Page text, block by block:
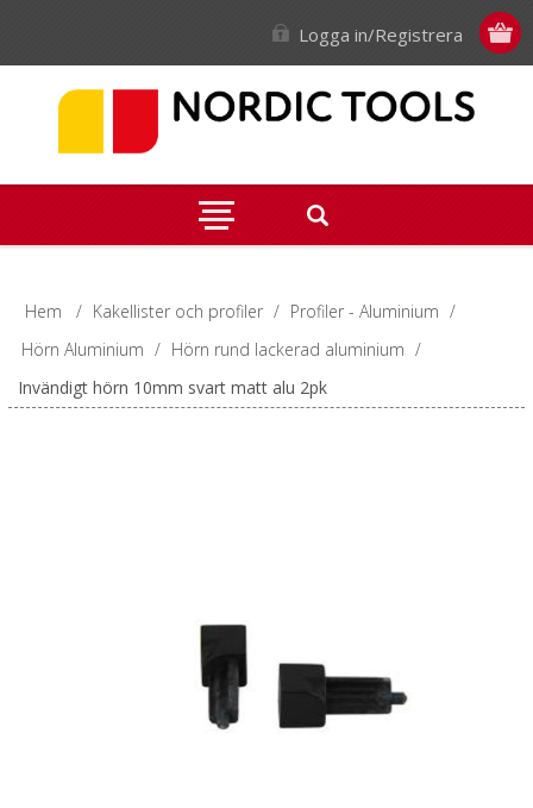
Logga in/Registrera
Hem / Kakellister och profiler / Profiler - Aluminium /
Hörn Aluminium / Hörn rund lackerad aluminium /
Invändigt hörn 10mm svart matt alu 2pk